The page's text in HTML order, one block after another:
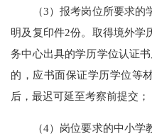
（3）报考岗位所要求的
明及复印件2份。取得境外学
务中心出具的学历学位认证
的，应书面保证学历学位等
后，最迟可延至考察前提交；
（4）岗位要求的中小学